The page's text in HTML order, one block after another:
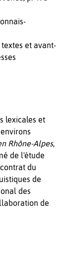
et avant-
lexicales et
Rhône-Alpes,
de l'étude
du
de
des
de